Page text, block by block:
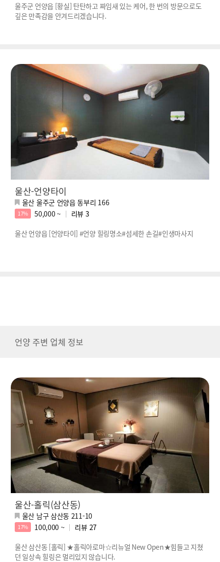
울주군 언양읍 [황실] 탄탄하고 짜임새 있는 케어, 한 번의 방문으로도
깊은 만족감을 안겨드리겠습니다.
울산-언양타이
울산 울주군 언양읍 동부리 166
17% 50,000 ~ 리뷰 3
울산 언양읍 [언양타이] #언양 힐링명소#섬세한 손길#인생마사지
언양 주변 업체 정보
울산-홀릭(삼산동)
울산 남구 삼산동 211-10
17% 100,000 ~ 리뷰 27
울산 삼산동 [홀릭] ★홀릭아로마☆리뉴얼 New Open★힘들고 지쳤
던 일상속 힐링은 멀리있지 않습니다.